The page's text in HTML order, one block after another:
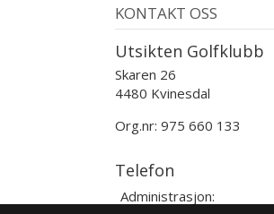
KONTAKT OSS
Utsikten Golfklubb
Skaren 26
4480 Kvinesdal
Org.nr: 975 660 133
Telefon
Administrasjon: